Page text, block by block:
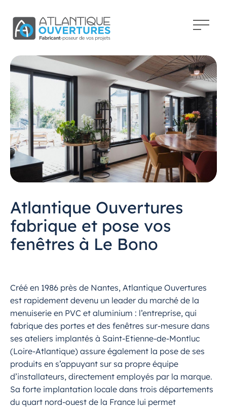
Atlantique Ouvertures
fabrique et pose vos
fenêtres à Le Bono
Créé en 1986 près de Nantes, Atlantique Ouvertures
est rapidement devenu un leader du marché de la
menuiserie en PVC et aluminium : l’entreprise, qui
fabrique des portes et des fenêtres sur-mesure dans
ses ateliers implantés à Saint-Etienne-de-Montluc
(Loire-Atlantique) assure également la pose de ses
produits en s’appuyant sur sa propre équipe
d’installateurs, directement employés par la marque.
Sa forte implantation locale dans trois départements
du quart nord-ouest de la France lui permet